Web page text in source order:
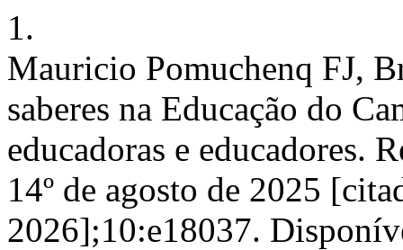
1.
Mauricio Pomuchenq FJ,
saberes na Educação do
educadoras e educadores.
14º de agosto de 2025
2026];10:e18037.